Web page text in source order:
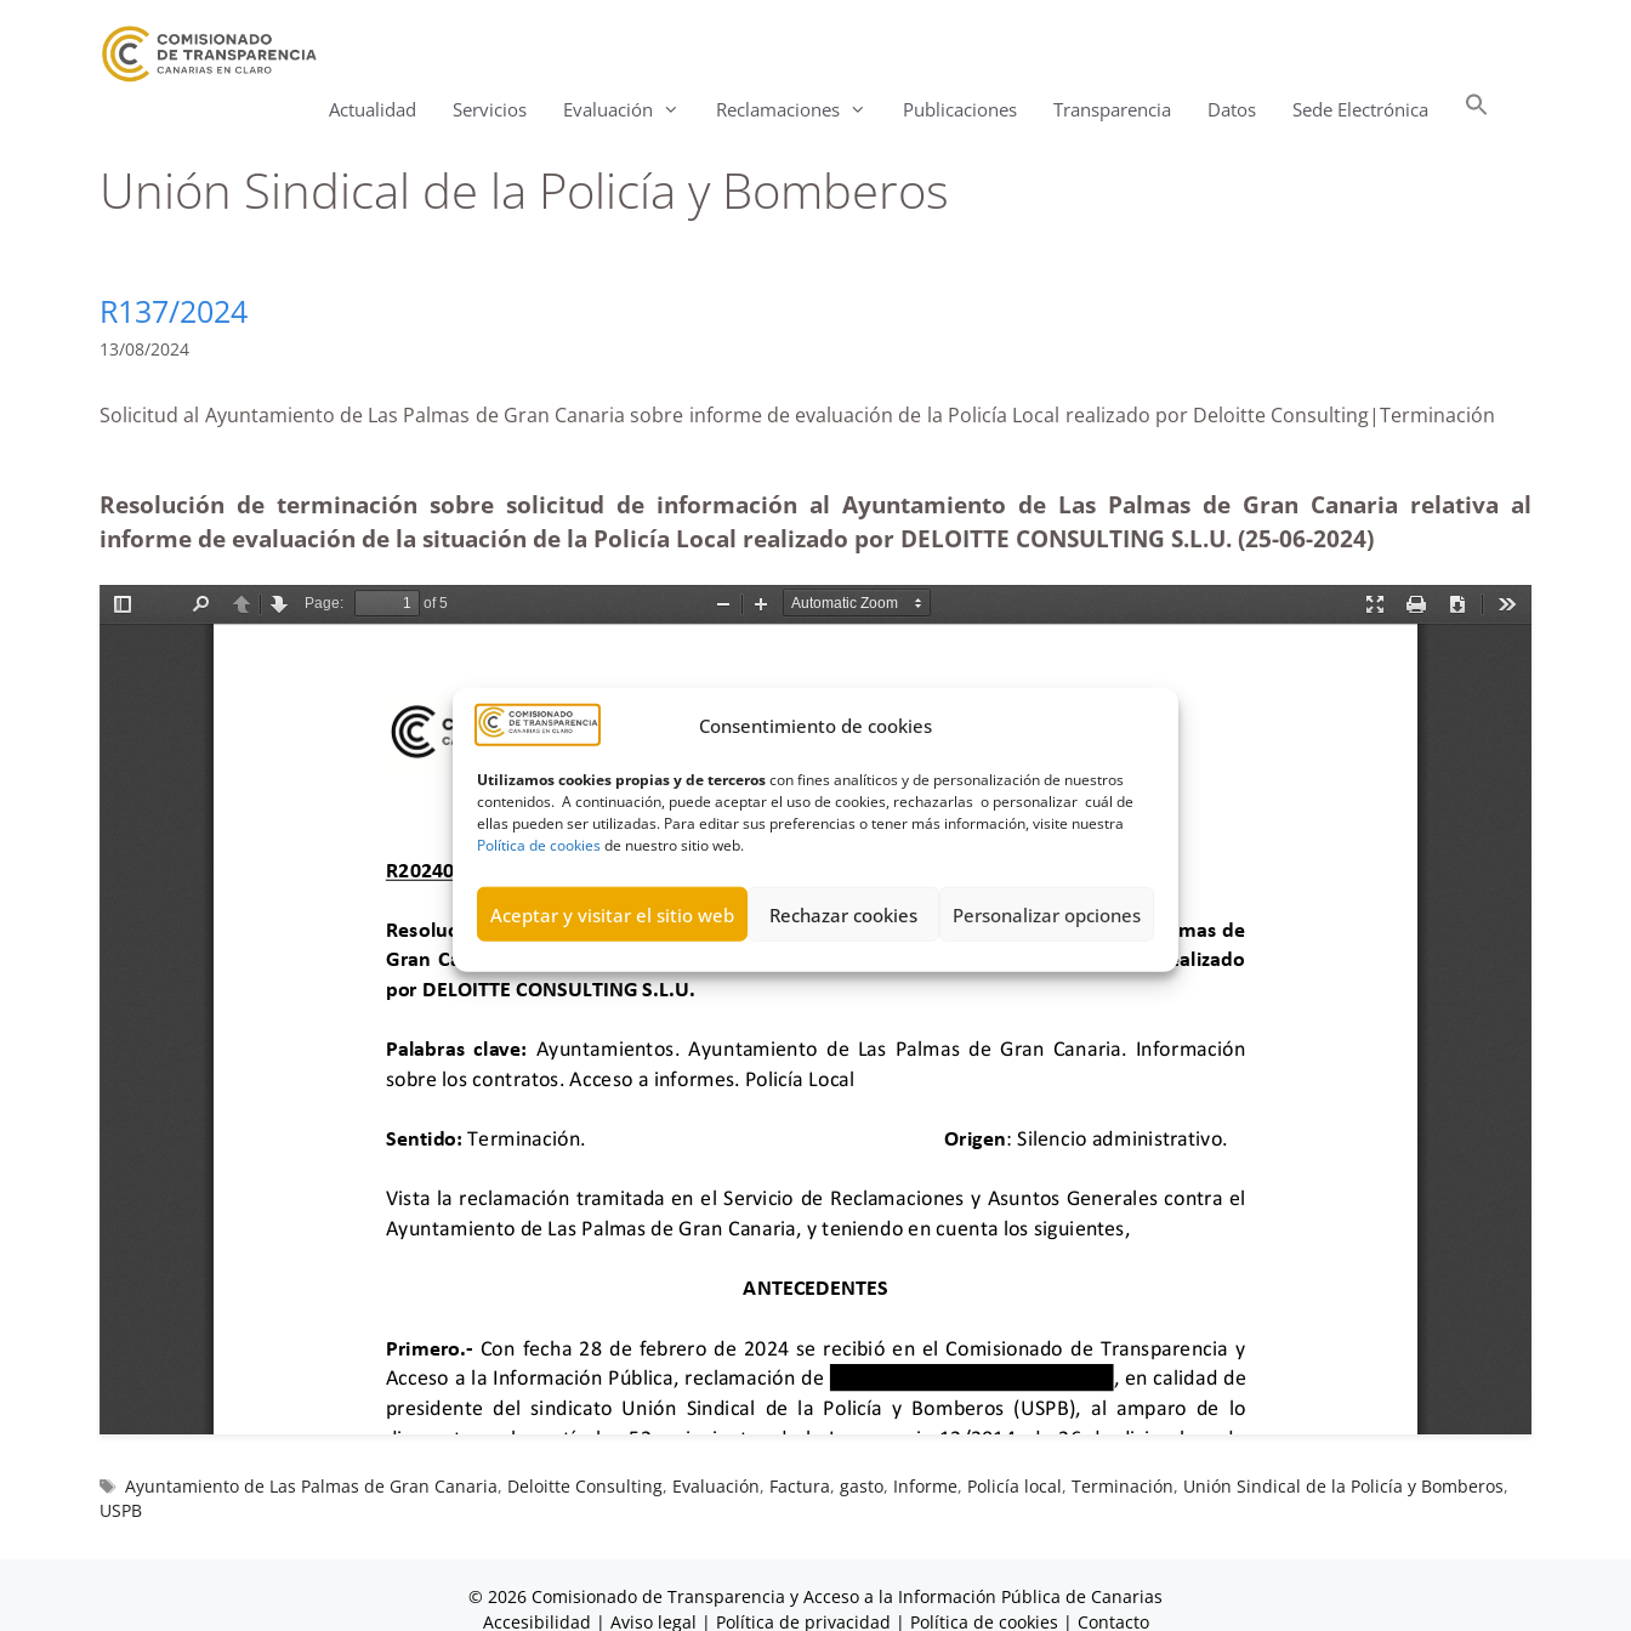
Consentimiento de cookies
Utilizamos cookies propias y de terceroscon fines analíticos y de personalización de nuestros
contenidos. A continuación, puede aceptar el uso de cookies, rechazarlas o personalizar cuál de
ellas pueden ser utilizadas. Para editar sus preferencias o tener más información, visite nuestra
Política de cookiesde nuestro sitio web.
Aceptar y visitar el sitio web Rechazar cookies Personalizar opciones
Actualidad Servicios Evaluación Reclamaciones Publicaciones Transparencia Datos Sede Electrónica
Unión Sindical de la Policía y Bomberos
R137/2024
13/08/2024
Solicitud al Ayuntamiento de Las Palmas de Gran Canaria sobre informe de evaluación de la Policía Local realizado por Deloitte Consulting|Terminación
Resolución de terminación sobre solicitud de información al Ayuntamiento de Las Palmas de Gran Canaria relativa al
informe de evaluación de la situación de la Policía Local realizado por DELOITTE CONSULTING S.L.U. (25-06-2024)
Ayuntamiento de Las Palmas de Gran Canaria, Deloitte Consulting, Evaluación, Factura,gasto, Informe, Policía local,Terminación, Unión Sindical de la Policía y Bomberos,
USPB
© 2026 Comisionado de Transparencia y Acceso a la Información Pública de Canarias
Accesibilidad | Aviso legal | Política de privacidad | Política de cookies | Contacto